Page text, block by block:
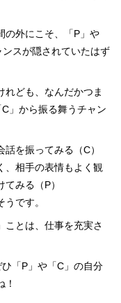
の外にこそ、「P」や
ンスが隠されていたはず
れども、なんだかつま
」から振る舞うチャン
を振ってみる（C）
、相手の表情もよく観
みる（P）
です。
ことは、仕事を充実さ
「P」や「C」の自分